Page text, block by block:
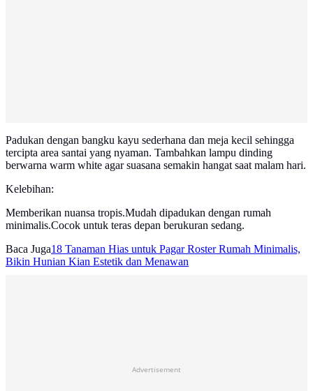
Padukan dengan bangku kayu sederhana dan meja kecil sehingga
tercipta area santai yang nyaman. Tambahkan lampu dinding
berwarna warm white agar suasana semakin hangat saat malam hari.
Kelebihan:
Memberikan nuansa tropis.Mudah dipadukan dengan rumah
minimalis.Cocok untuk teras depan berukuran sedang.
Baca Juga18 Tanaman Hias untuk Pagar Roster Rumah Minimalis,
Bikin Hunian Kian Estetik dan Menawan
Advertisement